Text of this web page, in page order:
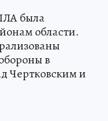
была
области.
в
Чертковским и